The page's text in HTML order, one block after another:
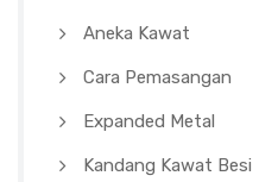
Aneka Kawat
Cara Pemasangan
Expanded Metal
Kandang Kawat Besi